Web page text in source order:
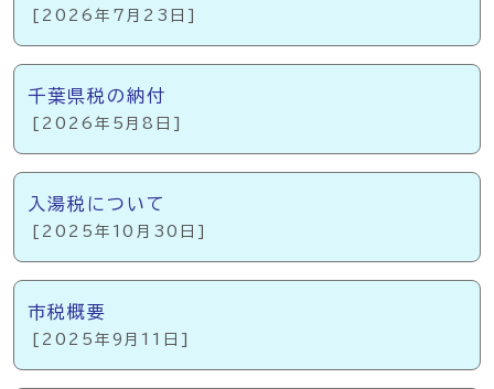
[2026年7月23日]
千葉県税の納付
[2026年5月8日]
入湯税について
[2025年10月30日]
市税概要
[2025年9月11日]